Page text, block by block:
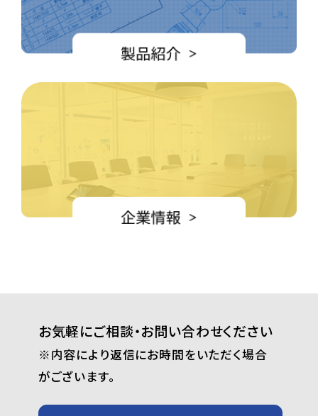
お気軽にご相談・お問い合わせください
※内容により返信にお時間をいただく場合
がございます。